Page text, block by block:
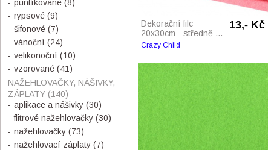
Dekorační filc
20x30cm - středně ...
13,- Kč
Crazy Child
puntíkované (8)
rypsové (9)
šifonové (7)
vánoční (24)
velikonoční (10)
vzorované (41)
NAŽEHLOVAČKY, NÁŠIVKY,
ZÁPLATY (140)
aplikace a nášivky (30)
flitrové nažehlovačky (30)
nažehlovačky (73)
nažehlovací záplaty (7)